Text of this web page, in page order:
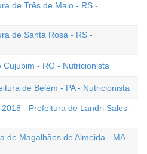
de Três de Maio - RS -
de Santa Rosa - RS -
- RO - Nutricionista
de Belém - PA - Nutricionista
- Prefeitura de Landri Sales -
de Magalhães de Almeida - MA -